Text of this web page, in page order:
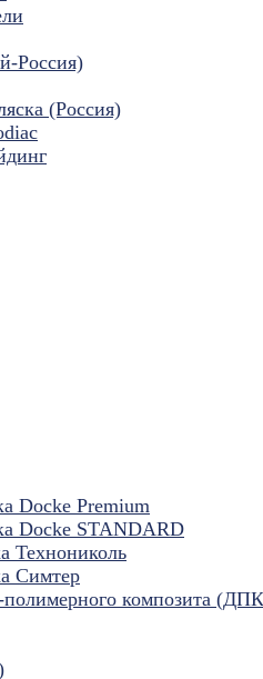
Россия)
(Россия)
Docke Premium
Docke STANDARD
Технониколь
Симтер
полимерного композита